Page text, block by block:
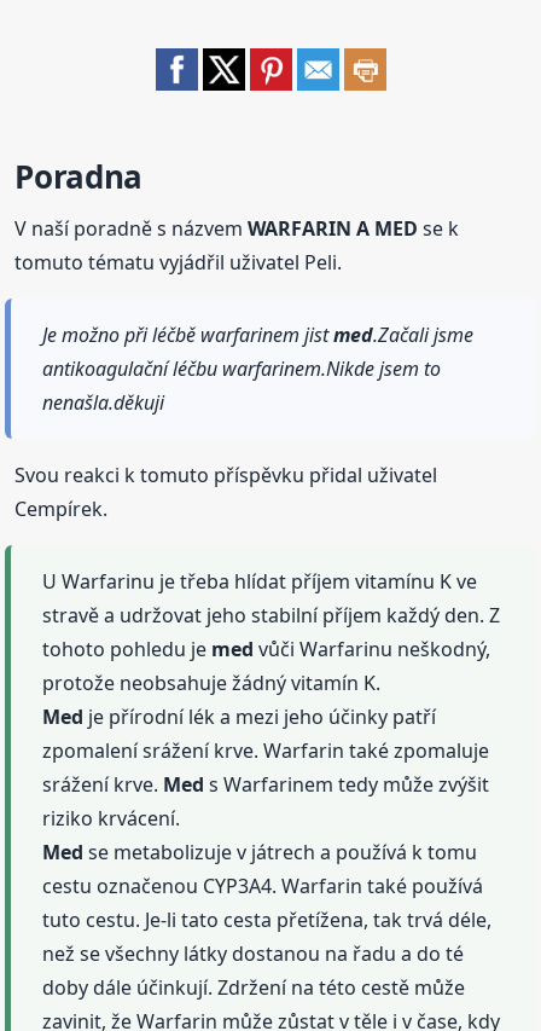
Poradna
V naší poradně s názvemWARFARIN A MED se k
tomuto tématu vyjádřil uživatel Peli.
Je možno při léčbě warfarinem jistmed.Začali jsme
antikoagulační léčbu warfarinem.Nikde jsem to
nenašla.děkuji
Svou reakci k tomuto příspěvku přidal uživatel
Cempírek.
U Warfarinu je třeba hlídat příjem vitamínu K ve
stravě a udržovat jeho stabilní příjem každý den. Z
tohoto pohledu je med vůči Warfarinu neškodný,
protože neobsahuje žádný vitamín K.
Med je přírodní lék a mezi jeho účinky patří
zpomalení srážení krve. Warfarin také zpomaluje
srážení krve. Med s Warfarinem tedy může zvýšit
riziko krvácení.
Med se metabolizuje v játrech a používá k tomu
cestu označenou CYP3A4. Warfarin také používá
tuto cestu. Je-li tato cesta přetížena, tak trvá déle,
než se všechny látky dostanou na řadu a do té
doby dále účinkují. Zdržení na této cestě může
zavinit, že Warfarin může zůstat v těle i v čase, kdy